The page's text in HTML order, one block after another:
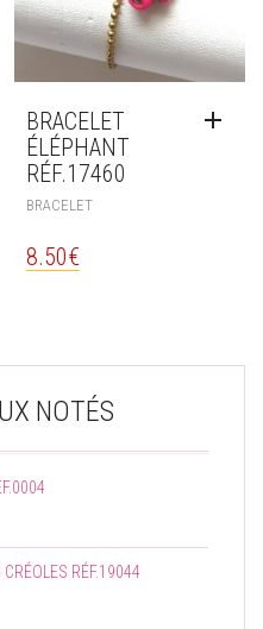
BRACELET
ÉLÉPHANT
RÉF.17460
BRACELET
8.50€
NOTÉS
RÉF.19044